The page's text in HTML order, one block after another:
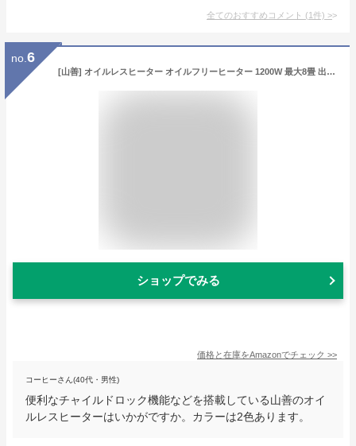
全てのおすすめコメント (1件) >
no. 6
[山善] オイルレスヒーター オイルフリーヒーター 1200W 最大8畳 出力3段階切替 温度調節機能 24時間入切タイマー付 チャイルドロック 転倒オフスイッチ ブラック DOL-J12E(B)
ショップでみる
価格と在庫をAmazonでチェック >>
コーヒーさん(40代・男性)
便利なチャイルドロック機能などを搭載している山善のオイ
ルレスヒーターはいかがですか。カラーは2色あります。